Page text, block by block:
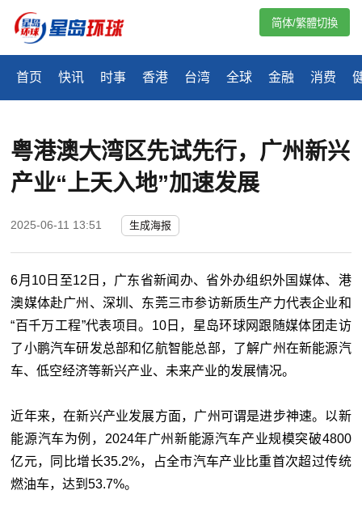
首页 快讯 时事 香港 台湾 全球 金融 消费
简体/繁體切換
粤港澳大湾区先试先行，广州新兴
产业“上天入地”加速发展
2025-06-11 13:51 生成海报
6月10日至12日，广东省新闻办、省外办组织外国媒体、港
澳媒体赴广州、深圳、东莞三市参访新质生产力代表企业和
“百千万工程”代表项目。10日，星岛环球网跟随媒体团走访
了小鹏汽车研发总部和亿航智能总部，了解广州在新能源汽
车、低空经济等新兴产业、未来产业的发展情况。
近年来，在新兴产业发展方面，广州可谓是进步神速。以新
能源汽车为例，2024年广州新能源汽车产业规模突破4800
亿元，同比增长35.2%，占全市汽车产业比重首次超过传统
燃油车，达到53.7%。